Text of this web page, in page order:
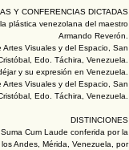
Y CONFERENCIAS DICTADAS
plástica venezolana del maestro
Armando Reverón.
Artes Visuales y del Espacio, San
Edo. Táchira, Venezuela.
y su expresión en Venezuela.
Artes Visuales y del Espacio, San
Edo. Táchira, Venezuela.
DISTINCIONES
Cum Laude conferida por la
Andes, Mérida, Venezuela, por